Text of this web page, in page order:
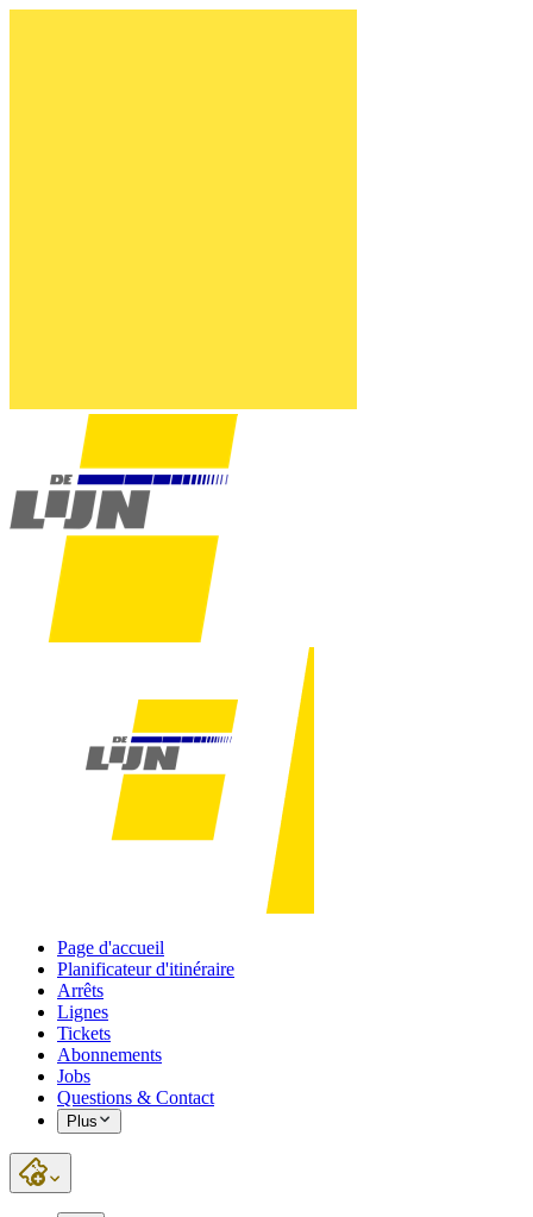
Page d'accueil
Planificateur d'itinéraire
Arrêts
Lignes
Tickets
Abonnements
Jobs
Questions & Contact
Plus